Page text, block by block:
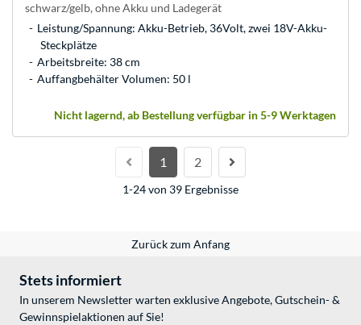
schwarz/gelb, ohne Akku und Ladegerät
Leistung/Spannung: Akku-Betrieb, 36Volt, zwei 18V-Akku-
Steckplätze
Arbeitsbreite: 38 cm
Auffangbehälter Volumen: 50 l
Nicht lagernd, ab Bestellung verfügbar in 5-9 Werktagen
1 2
1-24 von 39 Ergebnisse
Zurück zum Anfang
Stets informiert
In unserem Newsletter warten exklusive Angebote, Gutschein- &
Gewinnspielaktionen auf Sie!